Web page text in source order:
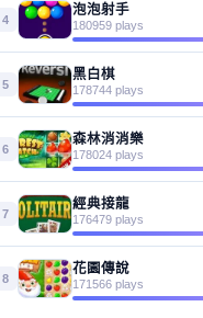
4
泡泡射手
180959 plays
5
黑白棋
178744 plays
6
森林消消樂
178024 plays
7
經典接龍
176479 plays
8
花園傳說
171566 plays